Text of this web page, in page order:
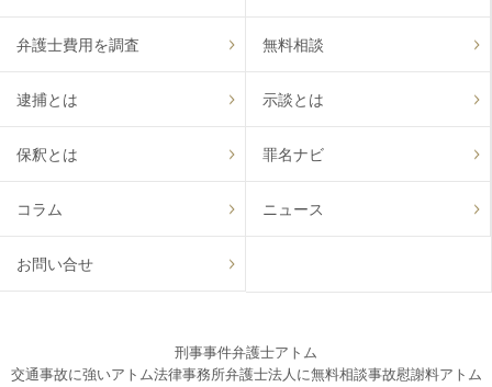
弁護士費用を調査 無料相談
逮捕とは 示談とは
保釈とは 罪名ナビ
コラム ニュース
お問い合せ
刑事事件弁護士アトム
交通事故に強いアトム法律事務所弁護士法人に無料相談事故慰謝料アトム